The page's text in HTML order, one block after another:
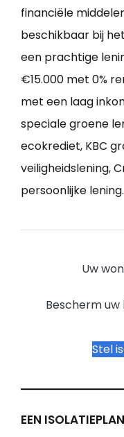
financiële
beschikbaar bij
een prachtige
€15.000 met 0%
met een laag
speciale groene
ecokrediet, KBC
veiligheidslening,
persoonlijke lening.
Uw
Bescherm
Stel
EEN